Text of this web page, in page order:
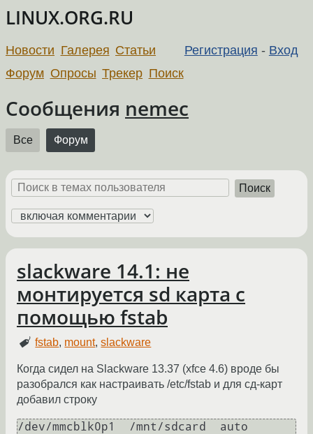
LINUX.ORG.RU
Регистрация - Вход
Новости Галерея Статьи
Форум Опросы Трекер Поиск
Сообщения nemec
Все Форум
Поиск
slackware 14.1: не
монтируется sd карта с
помощью fstab
fstab, mount,slackware
Когда сидел на Slackware 13.37 (xfce 4.6) вроде бы
разобрался как настраивать /etc/fstab и для сд-карт
добавил строку